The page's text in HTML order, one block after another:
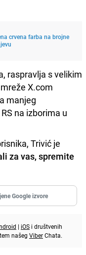
crvena farba na brojne
raspravlja s velikim
X.com
manjeg
na izborima u
Trivić je
za vas, spremite
Google izvore
| iOS i društvenih
našeg ViberChata.